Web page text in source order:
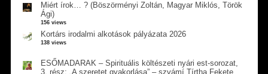
Miért írok… ? (Böszörményi Zoltán, Magyar Miklós, Török
Ági)
156 views
Kortárs irodalmi alkotások pályázata 2026
138 views
ESŐMADARAK – Spirituális költészeti nyári est-sorozat,
3. rész: „A szeretet gyakorlása” – szvámí Tírtha Fekete